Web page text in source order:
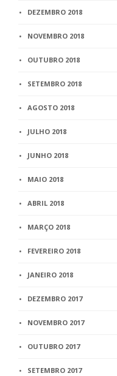
DEZEMBRO 2018
NOVEMBRO 2018
OUTUBRO 2018
SETEMBRO 2018
AGOSTO 2018
JULHO 2018
JUNHO 2018
MAIO 2018
ABRIL 2018
MARÇO 2018
FEVEREIRO 2018
JANEIRO 2018
DEZEMBRO 2017
NOVEMBRO 2017
OUTUBRO 2017
SETEMBRO 2017